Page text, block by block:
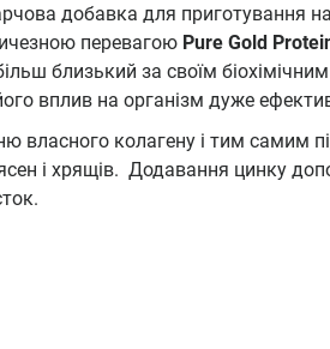
добавка для приготування
перевагою Pure Gold
близький за своїм біохімічним
вплив на організм дуже
власного колагену і тим самим
і хрящів. Додавання цинку